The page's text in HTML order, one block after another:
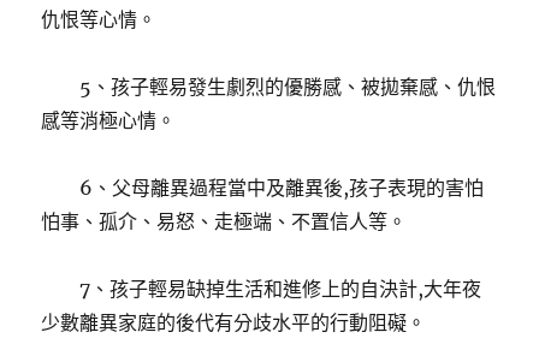
仇恨等心情。
5、孩子輕易發生劇烈的優勝感、被拋棄感、仇恨
感等消極心情。
6、父母離異過程當中及離異後,孩子表現的害怕
怕事、孤介、易怒、走極端、不置信人等。
7、孩子輕易缺掉生活和進修上的自決計,大年夜
少數離異家庭的後代有分歧水平的行動阻礙。